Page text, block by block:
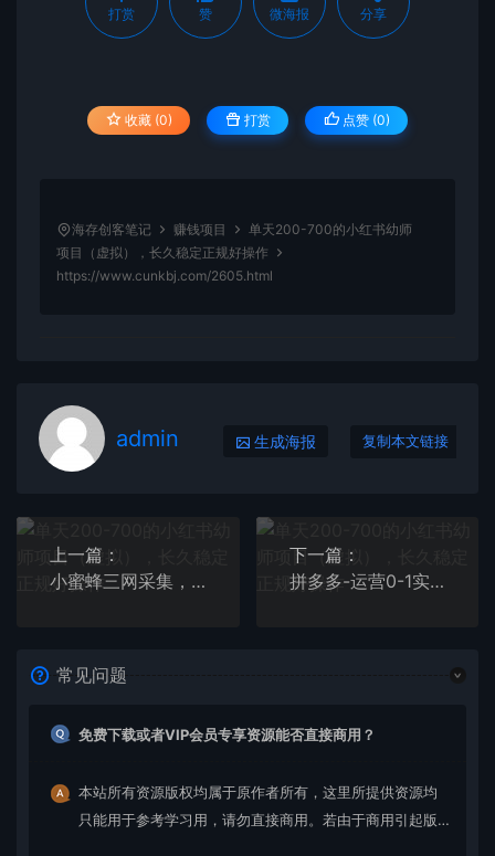
打赏 赞 微海报 分享
收藏 (0) 打赏 点赞 (0)
海存创客笔记 赚钱项目
单天200-700的小红书幼师
项目（虚拟），长久稳定正规好操作
https://www.cunkbj.com/2605.html
admin 生成海报 复制本文链接
上一篇：
小蜜蜂三网采集，全新采集客源京东拼多多淘宝客户一键导出
下一篇：
拼多多-运营0-1实操训练营，拼多多0基础入门，从基础到进阶的可实操玩法
常见问题
免费下载或者VIP会员专享资源能否直接商用？
本站所有资源版权均属于原作者所有，这里所提供资源均
只能用于参考学习用，请勿直接商用。若由于商用引起版